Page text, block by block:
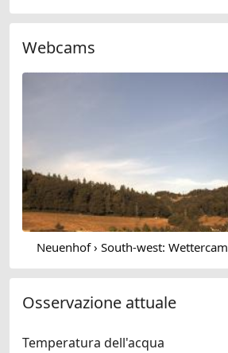
Webcams
Neuenhof › South-west: Wettercam
Osservazione attuale
Temperatura dell'acqua